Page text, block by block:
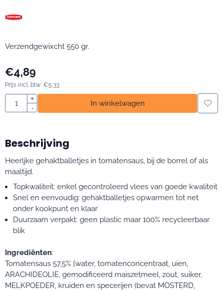
Verzendgewixcht 550 gr.
€4,89
Prijs incl. btw: €5,33
Aantal
+
-
In winkelwagen
Beschrijving
Heerljke gehaktballetjes in tomatensaus, bij de borrel of als
maaltijd.
Topkwaliteit: enkel gecontroleerd vlees van goede kwaliteit
Snel en eenvoudig: gehaktballetjes opwarmen tot net
onder kookpunt en klaar
Duurzaam verpakt: geen plastic maar 100% recycleerbaar
blik
Ingrediënten:
Tomatensaus 57,5% [water, tomatenconcentraat, uien,
ARACHIDEOLIE, gemodificeerd maïszetmeel, zout, suiker,
MELKPOEDER, kruiden en specerijen (bevat MOSTERD,